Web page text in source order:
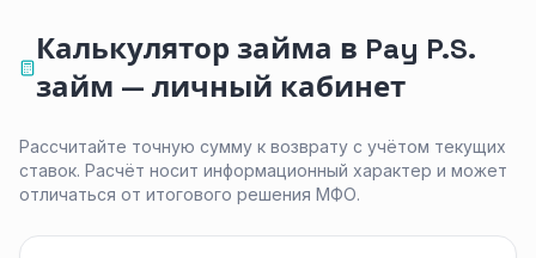
Калькулятор займа в Pay P.S.
займ — личный кабинет
Рассчитайте точную сумму к возврату с учётом текущих
ставок. Расчёт носит информационный характер и может
отличаться от итогового решения МФО.